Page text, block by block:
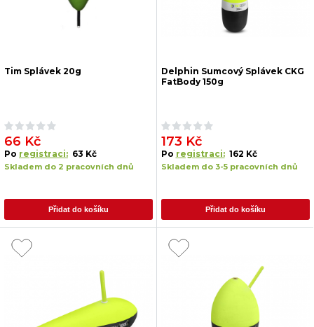
Tim Splávek 20g
66 Kč
Po registraci: 63 Kč
Skladem do 2 pracovních dnů
Přidat do košíku
Delphin Sumcový Splávek CKG
FatBody 150g
173 Kč
Po registraci: 162 Kč
Skladem do 3-5 pracovních dnů
Přidat do košíku